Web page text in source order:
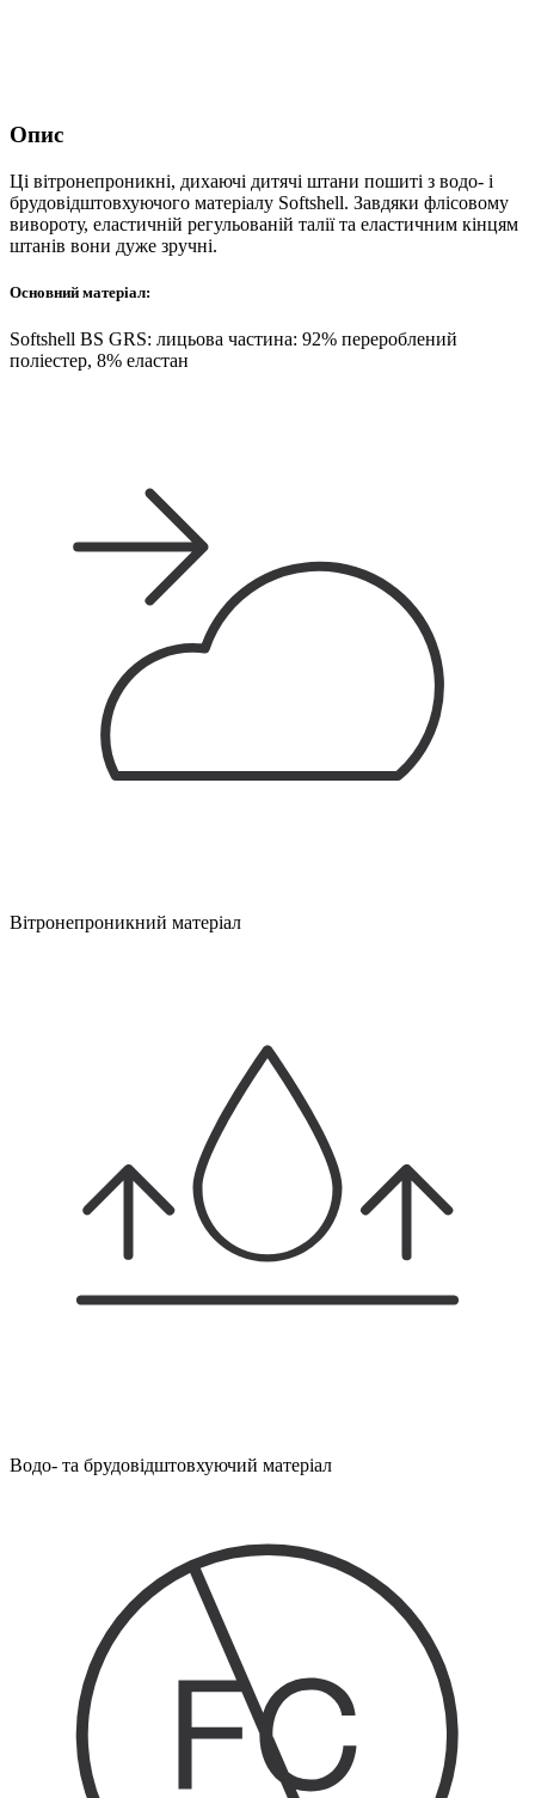
Опис
Ці вітронепроникні, дихаючі дитячі штани пошиті з водо- і
брудовідштовхуючого матеріалу Softshell. Завдяки флісовому
вивороту, еластичній регульованій талії та еластичним кінцям
штанів вони дуже зручні.
Основний матеріал:
Softshell BS GRS: лицьова частина: 92% перероблений
поліестер, 8% еластан
Вітронепроникний матеріал
Водо- та брудовідштовхуючий матеріал